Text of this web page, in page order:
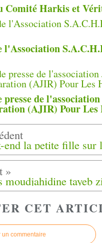
Comité Harkis et
l'Association
presse de
(AJIR) Pour
CET
un commentaire